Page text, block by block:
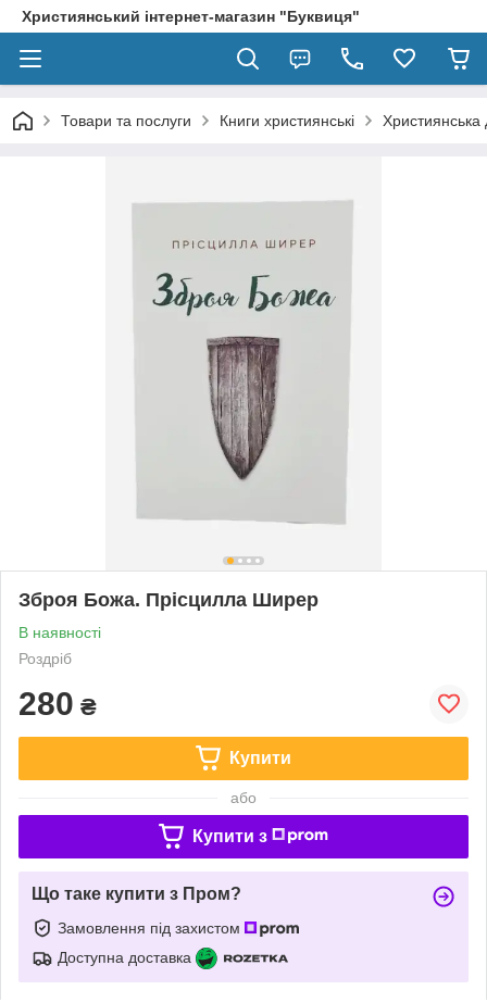
Християнський інтернет-магазин "Буквиця"
Товари та послуги Книги християнські Християнська
Зброя Божа. Прісцилла Ширер
В наявності
Роздріб
280 ₴
Купити
або
Купити з
Що таке купити з Пром?
Замовлення під захистом
Доступна доставка